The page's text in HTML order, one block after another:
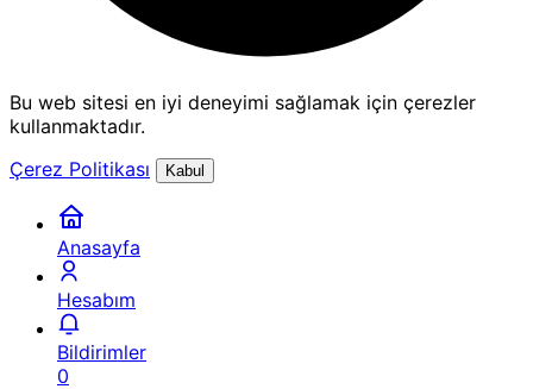
Bu web sitesi en iyi deneyimi sağlamak için çerezler
kullanmaktadır.
Çerez Politikası
Kabul
Anasayfa
Hesabım
Bildirimler
0